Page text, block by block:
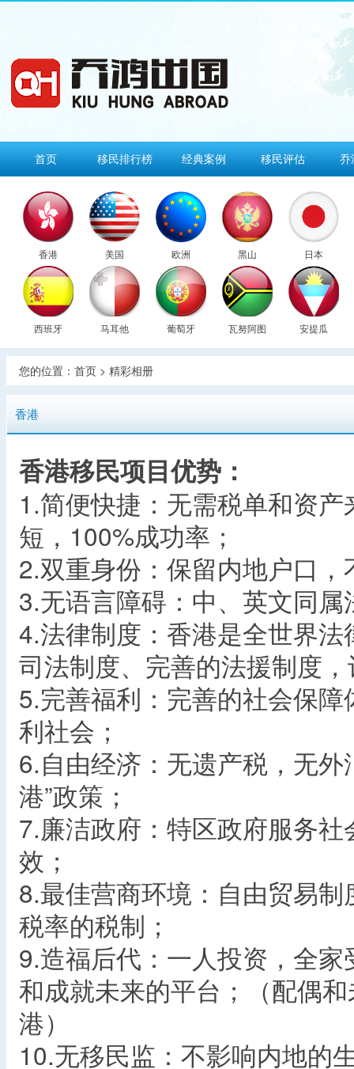
首页 移民排行榜 经典案例 移民评估 乔
香港 美国 欧洲 黑山 日本
西班牙 马耳他 葡萄牙 瓦努阿图 安提瓜
您的位置： 首页 > 精彩相册
香港
香港移民项目优势：
1.简便快捷：无需税单和资
短，100%成功率；
2.双重身份：保留内地户口
3.无语言障碍：中、英文同
4.法律制度：香港是全世界
司法制度、完善的法援制度
5.完善福利：完善的社会保
利社会；
6.自由经济：无遗产税，无
港”政策；
7.廉洁政府：特区政府服务
效；
8.最佳营商环境：自由贸易
税率的税制；
9.造福后代：一人投资，全
和成就未来的平台；（配偶
港）
10.无移民监：不影响内地的